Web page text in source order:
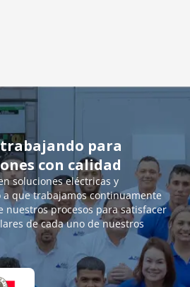
para
con calidad
soluciones eléctricas y
que trabajamos continuamente
nuestros procesos para satisfacer
de cada uno de nuestros